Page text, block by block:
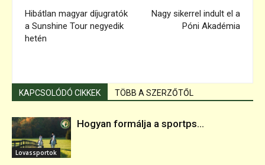
Hibátlan magyar díjugratók
a Sunshine Tour negyedik
hetén
Nagy sikerrel indult el a
Póni Akadémia
KAPCSOLÓDÓ CIKKEK TÖBB A SZERZŐTŐL
Lovassportok
Hogyan formálja a sportps...